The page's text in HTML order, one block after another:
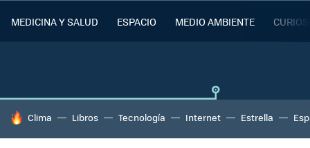
MEDICINA Y SALUD ESPACIO MEDIO AMBIENTE
HOY SE HABLA DE
Clima Libros Tecnología Internet Estrella